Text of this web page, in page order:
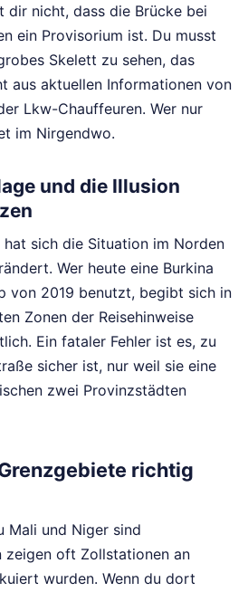
dir nicht, dass die Brücke bei
ein Provisorium ist. Du musst
Skelett zu sehen, das
aus aktuellen Informationen von
Lkw-Chauffeuren. Wer nur
im Nirgendwo.
und die Illusion
sich die Situation im Norden
Wer heute eine Burkina
von 2019 benutzt, begibt sich in
Zonen der Reisehinweise
Ein fataler Fehler ist es, zu
sicher ist, nur weil sie eine
zwei Provinzstädten
richtig
Mali und Niger sind
zeigen oft Zollstationen an
wurden. Wenn du dort